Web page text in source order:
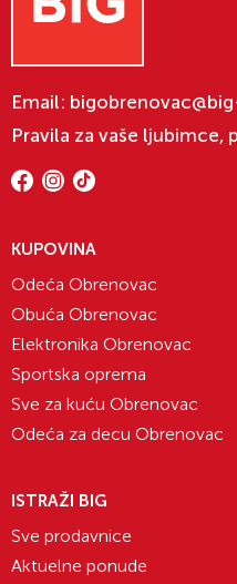
Email:
Pravila za vaše
KUPOVINA
Odeća Obrenovac
Obuća Obrenovac
Elektronika Obrenovac
Sportska oprema
Sve za kuću Obrenovac
Odeća za decu Obrenovac
ISTRAŽI BIG
Sve prodavnice
Aktuelne ponude